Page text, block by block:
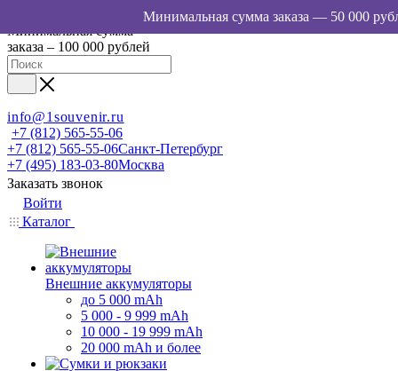
Минимальная сумма
заказа – 100 000 рублей
info@1souvenir.ru
+7 (812) 565-55-06
+7 (812) 565-55-06Санкт-Петербург
+7 (495) 183-03-80Москва
Заказать звонок
Войти
Каталог
Внешние аккумуляторы
до 5 000 mAh
5 000 - 9 999 mAh
10 000 - 19 999 mAh
20 000 mAh и более